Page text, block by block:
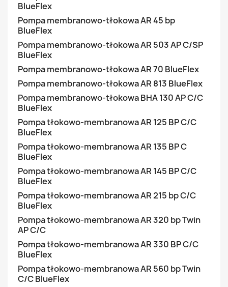
BlueFlex
Pompa membranowo-tłokowa AR 45 bp
BlueFlex
Pompa membranowo-tłokowa AR 503 AP C/SP
BlueFlex
Pompa membranowo-tłokowa AR 70 BlueFlex
Pompa membranowo-tłokowa AR 813 BlueFlex
Pompa membranowo-tłokowa BHA 130 AP C/C
BlueFlex
Pompa tłokowo-membranowa AR 125 BP C/C
BlueFlex
Pompa tłokowo-membranowa AR 135 BP C
BlueFlex
Pompa tłokowo-membranowa AR 145 BP C/C
BlueFlex
Pompa tłokowo-membranowa AR 215 bp C/C
BlueFlex
Pompa tłokowo-membranowa AR 320 bp Twin
AP C/C
Pompa tłokowo-membranowa AR 330 BP C/C
BlueFlex
Pompa tłokowo-membranowa AR 560 bp Twin
C/C BlueFlex